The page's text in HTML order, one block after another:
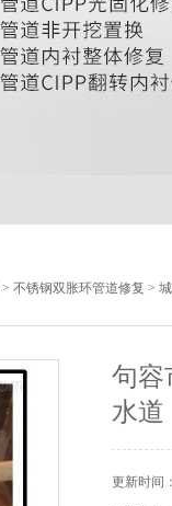
> 不锈钢双胀环管道修复 >
句容
水道
更新时间